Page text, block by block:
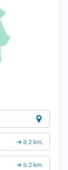
➔ à 2 km.
➔ à 2 km.